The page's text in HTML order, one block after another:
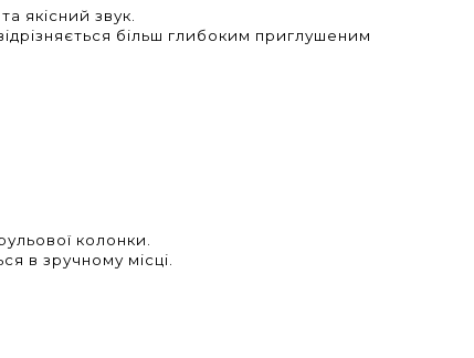
якісний звук.
більш глибоким приглушеним
колонки.
в зручному місці.